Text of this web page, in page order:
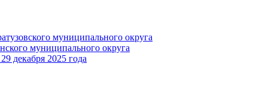
муниципального округа
муниципального округа
декабря 2025 года